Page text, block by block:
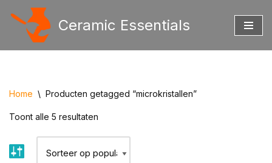
Ceramic Essentials
Home \ Producten getagged “microkristallen”
Toont alle 5 resultaten